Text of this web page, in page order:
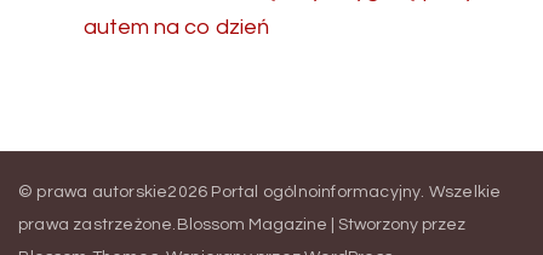
autem na co dzień
© prawa autorskie2026 Portal ogólnoinformacyjny. Wszelkie
prawa zastrzeżone. Blossom Magazine | Stworzony przez